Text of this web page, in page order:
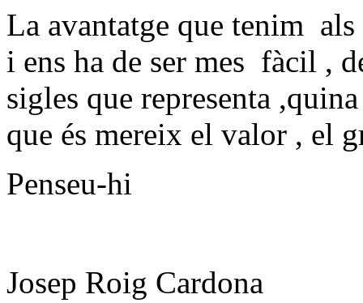
La avantatge que tenim als
i ens ha de ser mes fàcil ,
sigles que representa
que és mereix el valor , el
Penseu-hi
Josep Roig Cardona